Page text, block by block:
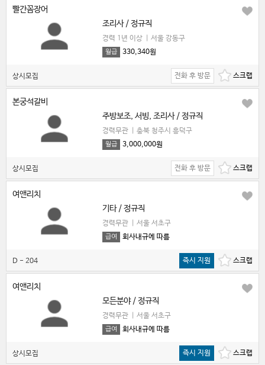
빨간꼼장어
조리사 / 정규직
경력 1년 이상 서울 강동구
월급 330,340원
상시모집 전화 후 방문
본궁석갈비
주방보조, 서빙, 조리사 / 정규직
경력무관 충북 청주시 흥덕구
월급 3,000,000원
상시모집 전화 후 방문
여앤리치
기타 / 정규직
경력무관 서울 서초구
급여 회사내규에 따름
D - 204 즉시 지원
여앤리치
모든분야 / 정규직
경력무관 서울 서초구
급여 회사내규에 따름
상시모집 즉시 지원